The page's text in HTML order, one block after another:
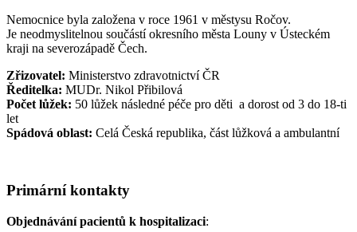
Nemocnice byla založena v roce 1961 v městysu Ročov.
Je neodmyslitelnou součástí okresního města Louny v Ústeckém
kraji na severozápadě Čech.
Zřizovatel: Ministerstvo zdravotnictví ČR
Ředitelka: MUDr. Nikol Přibilová
Počet lůžek: 50 lůžek následné péče pro děti a dorost od 3 do 18-ti
let
Spádová oblast: Celá Česká republika, část lůžková a ambulantní
Primární kontakty
Objednávání pacientů k hospitalizaci: